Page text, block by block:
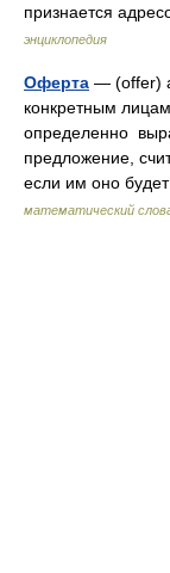
признается
энциклопедия
Оферта — (offer)
конкретным
определенно
предложение,
если им оно
математический